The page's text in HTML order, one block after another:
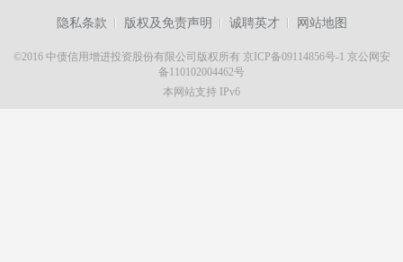
隐私条款 版权及免责声明 诚聘英才 网站地图
©2016 中债信用增进投资股份有限公司版权所有 京ICP备09114856号-1 京公网安
备110102004462号
本网站支持 IPv6